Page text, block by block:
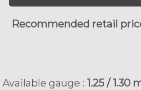
Recommended retail
Available gauge : 1.25 / 1.30